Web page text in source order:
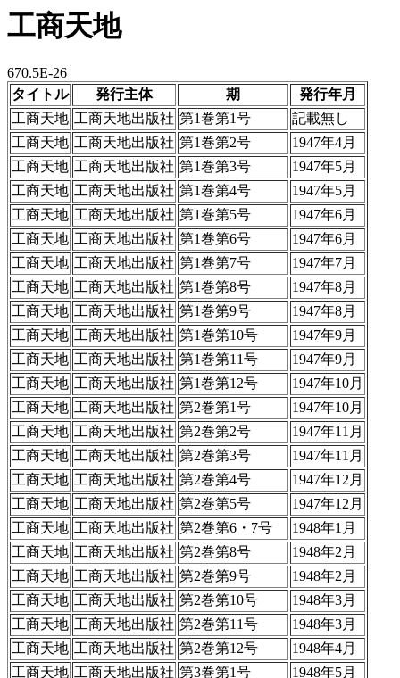
工商天地
670.5E-26
タイトル
発行主体 期
発行年月
工商天地 工商天地出版社 第1巻第1号
記載無し
工商天地 工商天地出版社 第1巻第2号
1947年4月
工商天地 工商天地出版社 第1巻第3号
1947年5月
工商天地 工商天地出版社 第1巻第4号
1947年5月
工商天地 工商天地出版社 第1巻第5号
1947年6月
工商天地 工商天地出版社 第1巻第6号
1947年6月
工商天地 工商天地出版社 第1巻第7号
1947年7月
工商天地 工商天地出版社 第1巻第8号
1947年8月
工商天地 工商天地出版社 第1巻第9号
1947年8月
工商天地 工商天地出版社 第1巻第10号
1947年9月
工商天地 工商天地出版社 第1巻第11号
1947年9月
工商天地 工商天地出版社 第1巻第12号
1947年10月
工商天地 工商天地出版社 第2巻第1号
1947年10月
工商天地 工商天地出版社 第2巻第2号
1947年11月
工商天地 工商天地出版社 第2巻第3号
1947年11月
工商天地 工商天地出版社 第2巻第4号
1947年12月
工商天地 工商天地出版社 第2巻第5号
1947年12月
工商天地 工商天地出版社 第2巻第6・7号
1948年1月
工商天地 工商天地出版社 第2巻第8号
1948年2月
工商天地 工商天地出版社 第2巻第9号
1948年2月
工商天地 工商天地出版社 第2巻第10号
1948年3月
工商天地 工商天地出版社 第2巻第11号
1948年3月
工商天地 工商天地出版社 第2巻第12号
1948年4月
工商天地 工商天地出版社 第3巻第1号
1948年5月